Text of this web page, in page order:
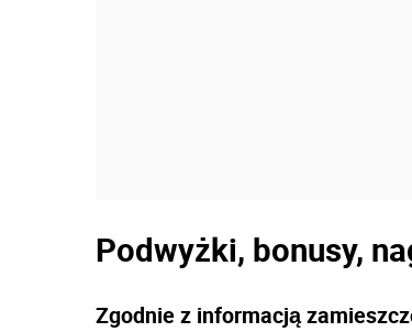
Podwyżki, bonusy,
Zgodnie z informacją